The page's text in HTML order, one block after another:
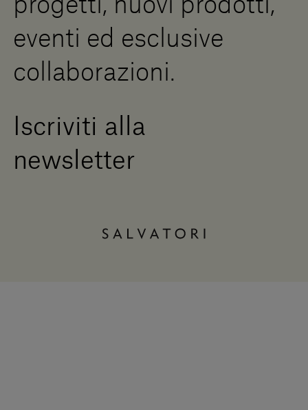
progetti, nuovi prodotti,
eventi ed esclusive
collaborazioni.
Iscriviti alla
newsletter